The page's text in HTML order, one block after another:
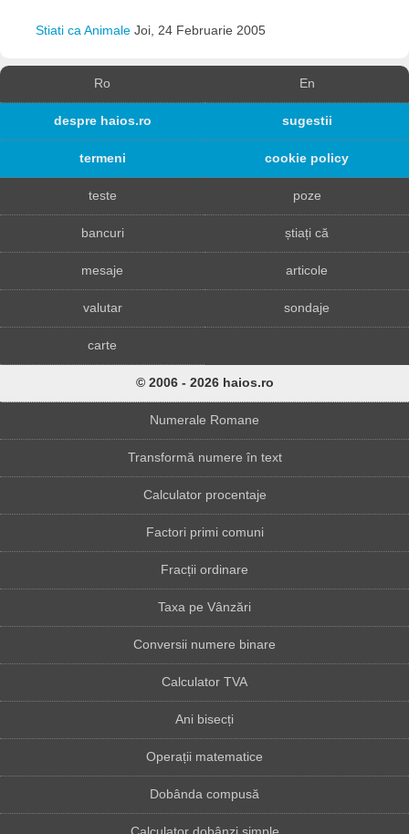
Stiati ca Animale Joi, 24 Februarie 2005
Ro En
despre haios.ro sugestii
termeni cookie policy
teste poze
bancuri știați că
mesaje articole
valutar sondaje
carte
© 2006 - 2026 haios.ro
Numerale Romane
Transformă numere în text
Calculator procentaje
Factori primi comuni
Fracții ordinare
Taxa pe Vânzări
Conversii numere binare
Calculator TVA
Ani bisecți
Operații matematice
Dobânda compusă